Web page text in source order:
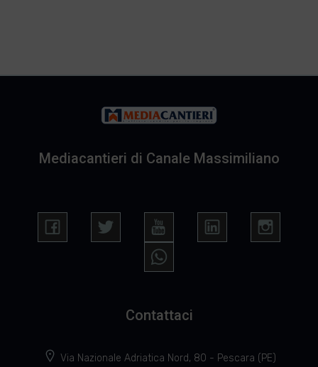
Mediacantieri di Canale Massimiliano
Contattaci
Via Nazionale Adriatica Nord, 80 - Pescara (PE)